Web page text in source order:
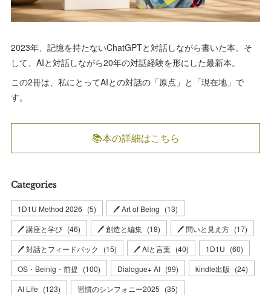
2023年、記憶を持たないChatGPTと対話しながら書いた本。そ
して、AIと対話しながら20年の対話経験を形にした最新本。
この2冊は、私にとってAIとの対話の「原点」と「現在地」で
す。
📚本の詳細はこちら
Categories
1D1U Method 2026 (5) 🖊 Art of Being (13)
🖊 講座と学び (46) 🖊 創造と編集 (18) 🖊 問いと見え方 (17)
🖊 対話とフィードバック
(15) 🖊 AIと言葉 (40) 1D1U (60)
OS・Beinig・前提 (100) Dialogue+ AI (99) kindle出版 (24)
AI Life (123) 習慣のシンフォニー2025 (35)